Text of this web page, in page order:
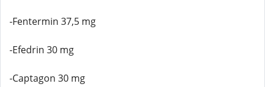
-Fentermin 37,5 mg
-Efedrin 30 mg
-Captagon 30 mg